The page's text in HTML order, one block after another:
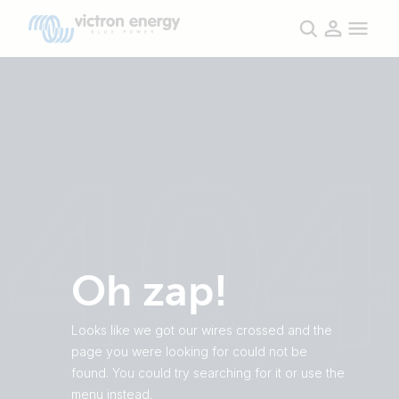
Oh zap!
Looks like we got our wires crossed and the
page you were looking for could not be
found. You could try searching for it or use the
menu instead.